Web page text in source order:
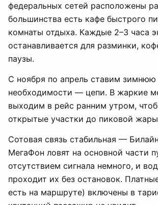
федеральных сетей расположены
большинства есть кафе быстрого
комнаты отдыха. Каждые 2–3 часа
останавливается для разминки,
паузы.
С ноября по апрель ставим зимнюю
необходимости — цепи. В жаркие
выходим в рейс ранним утром,
открытые участки до пиковой
Сотовая связь стабильная —
МегаФон ловят на основной части
отсутствием сигнала немного, и
проходит их без остановок.
есть на маршруте) включены в